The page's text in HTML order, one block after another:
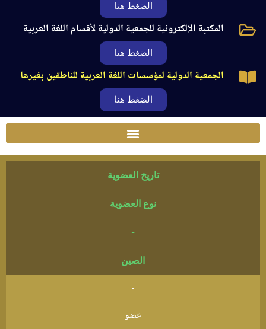
الضغط هنا
المكتبة الإلكترونية للجمعية الدولية لأقسام اللغة العربية
الضغط هنا
الجمعية الدولية لمؤسسات اللغة العربية للناطقين بغيرها
الضغط هنا
تاريخ العضوية
نوع العضوية
-
الصين
-
عضو